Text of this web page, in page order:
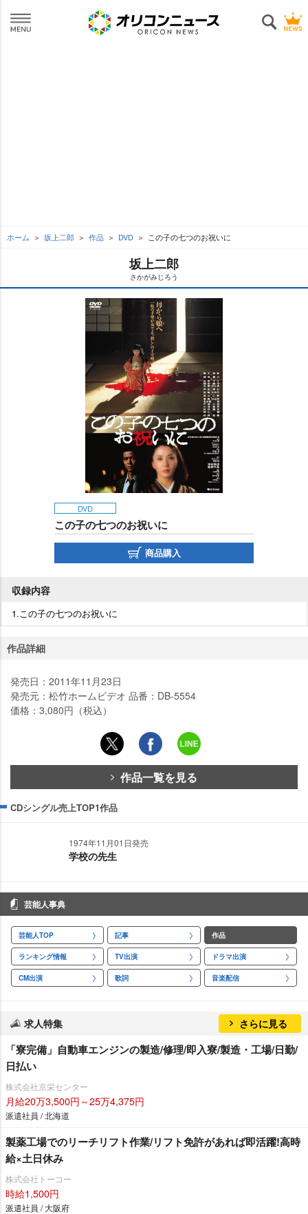
ホーム 坂上二郎 作品 DVD この子の七つのお祝いに
坂上二郎
さかがみじろう
DVD
この子の七つのお祝いに
商品購入
収録内容
1.この子の七つのお祝いに
作品詳細
発売日：2011年11月23日
発売元：松竹ホームビデオ 品番：DB-5554
価格：3,080円（税込）
作品一覧を見る
CDシングル売上TOP1作品
1974年11月01日発売
学校の先生
芸能人事典
芸能人TOP 記事 作品
ランキング情報 TV出演 ドラマ出演
CM出演 歌詞 音楽配信
求人特集 さらに見る
「寮完備」自動車エンジンの製造/修理/即入寮/製造・工場/日勤/
日払い
株式会社京栄センター
月給20万3,500円～25万4,375円
派遣社員 / 北海道
製薬工場でのリーチリフト作業/リフト免許があれば即活躍!高時
給×土日休み
株式会社トーコー
時給1,500円
派遣社員 / 大阪府